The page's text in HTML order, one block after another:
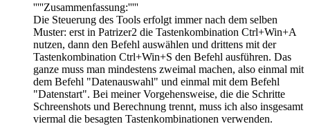
'''''Zusammenfassung:'''''
Die Steuerung des Tools erfolgt immer nach dem selben
Muster: erst in Patrizer2 die Tastenkombination Ctrl+Win+A
nutzen, dann den Befehl auswählen und drittens mit der
Tastenkombination Ctrl+Win+S den Befehl ausführen. Das
ganze muss man mindestens zweimal machen, also einmal mit
dem Befehl "Datenauswahl" und einmal mit dem Befehl
"Datenstart". Bei meiner Vorgehensweise, die die Schritte
Schreenshots und Berechnung trennt, muss ich also insgesamt
viermal die besagten Tastenkombinationen verwenden.